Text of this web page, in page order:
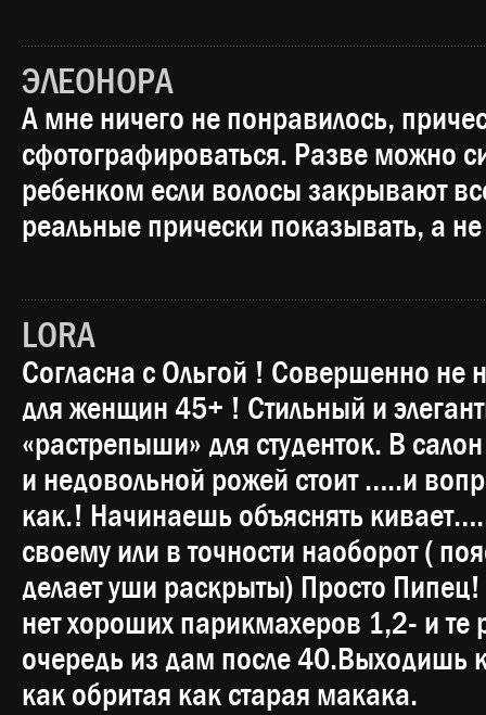
ЭЛЕОНОРА
А мне ничего не понравилось,
сфотографироваться. Разве можно
ребенком если волосы закрывают
реальные прически показывать, а не
LORA
Согласна с Ольгой ! Совершенно не
для женщин 45+ ! Стильный и
«растрепыши» для студенток. В
и недовольной рожей стоит …..и
как.! Начинаешь объяснять
своему или в точности наоборот (
делает уши раскрыты) Просто
нет хороших парикмахеров 1,2- и
очередь из дам после 40.Выходишь
как обритая как старая макака.